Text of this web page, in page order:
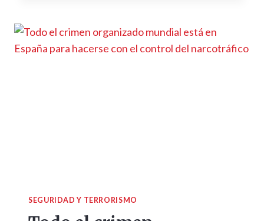
SEGURIDAD Y TERRORISMO